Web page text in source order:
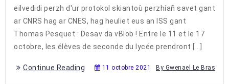
eilvedidi perzh d'ur protokol skiantoù perzhiañ savet gant
ar CNRS hag ar CNES, hag heuliet eus an ISS gant
Thomas Pesquet : Desav da vBlob ! Entre le 11 et le 17
octobre, les élèves de seconde du lycée prendront […]
Continue Reading 11 octobre 2021 By Gwenael Le Bras